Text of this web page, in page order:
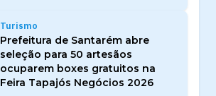
Turismo
Prefeitura de Santarém abre
seleção para 50 artesãos
ocuparem boxes gratuitos na
Feira Tapajós Negócios 2026